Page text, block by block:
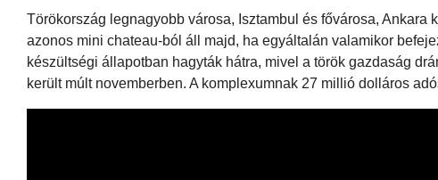
Törökország legnagyobb városa, Isztambul és fővárosa,
azonos mini chateau-ból áll majd, ha egyáltalán valamikor
készültségi állapotban hagyták hátra, mivel a török ​​gazdaság
került múlt novemberben. A komplexumnak 27 millió dolláros